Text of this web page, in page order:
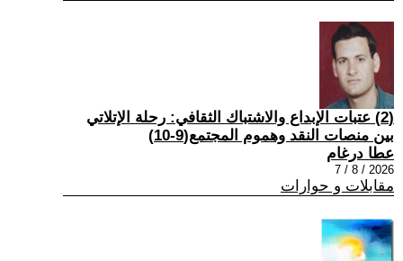
(2) عتبات الإبداع والاشتباك الثقافي: رحلة الإتلاتي
بين منصات النقد وهموم المجتمع(9-10)
عطا درغام
2026 / 8 / 7
مقابلات و حوارات